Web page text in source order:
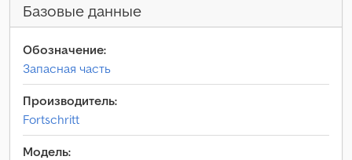
Базовые данные
Обозначение:
Запасная часть
Производитель:
Fortschritt
Модель: